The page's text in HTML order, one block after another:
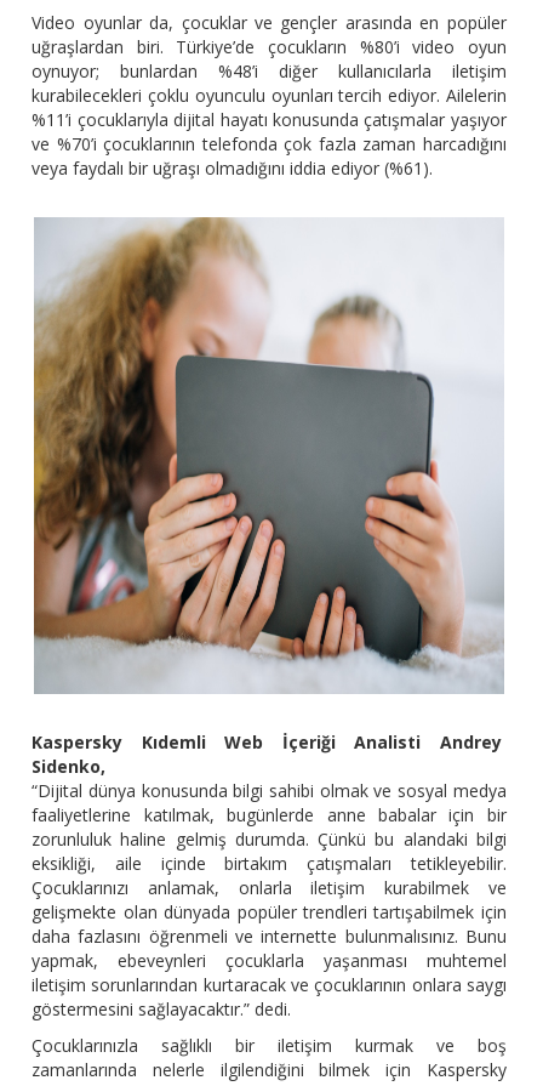
Video oyunlar da, çocuklar ve gençler arasında en popüler
uğraşlardan biri. Türkiye’de çocukların %80’i video oyun
oynuyor; bunlardan %48’i diğer kullanıcılarla iletişim
kurabilecekleri çoklu oyunculu oyunları tercih ediyor. Ailelerin
%11’i çocuklarıyla dijital hayatı konusunda çatışmalar yaşıyor
ve %70’i çocuklarının telefonda çok fazla zaman harcadığını
veya faydalı bir uğraşı olmadığını iddia ediyor (%61).
Kaspersky Kıdemli Web İçeriği Analisti Andrey
Sidenko,
“Dijital dünya konusunda bilgi sahibi olmak ve sosyal medya
faaliyetlerine katılmak, bugünlerde anne babalar için bir
zorunluluk haline gelmiş durumda. Çünkü bu alandaki bilgi
eksikliği, aile içinde birtakım çatışmaları tetikleyebilir.
Çocuklarınızı anlamak, onlarla iletişim kurabilmek ve
gelişmekte olan dünyada popüler trendleri tartışabilmek için
daha fazlasını öğrenmeli ve internette bulunmalısınız. Bunu
yapmak, ebeveynleri çocuklarla yaşanması muhtemel
iletişim sorunlarından kurtaracak ve çocuklarının onlara saygı
göstermesini sağlayacaktır.” dedi.
Çocuklarınızla sağlıklı bir iletişim kurmak ve boş
zamanlarında nelerle ilgilendiğini bilmek için Kaspersky